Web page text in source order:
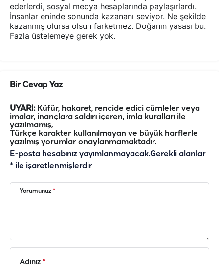
ederlerdi, sosyal medya hesaplarında paylaşırlardı.
İnsanlar eninde sonunda kazananı seviyor. Ne şekilde
kazanmış olursa olsun farketmez. Doğanın yasası bu.
Fazla üstelemeye gerek yok.
Bir Cevap Yaz
UYARI:Küfür, hakaret, rencide edici cümleler veya
imalar, inançlara saldırı içeren, imla kuralları ile
yazılmamış,
Türkçe karakter kullanılmayan ve büyük harflerle
yazılmış yorumlar onaylanmamaktadır.
E-posta hesabınız yayımlanmayacak.Gerekli alanlar
* ile işaretlenmişlerdir
Yorumunuz *
Adınız *